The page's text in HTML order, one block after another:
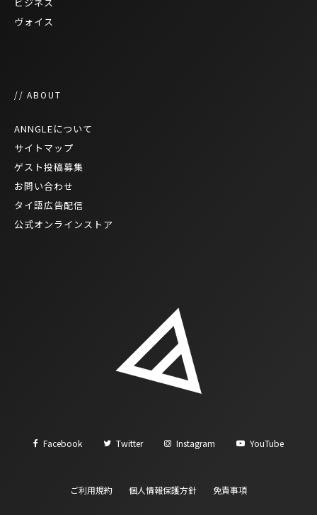
ヴォイス
// ABOUT
ANNGLEについて
サイトマップ
ゲスト投稿募集
お問い合わせ
タイ語広告配信
公式オンラインストア
Facebook Twitter Instagram YouTube
ご利用規約 個人情報保護方針 免責事項